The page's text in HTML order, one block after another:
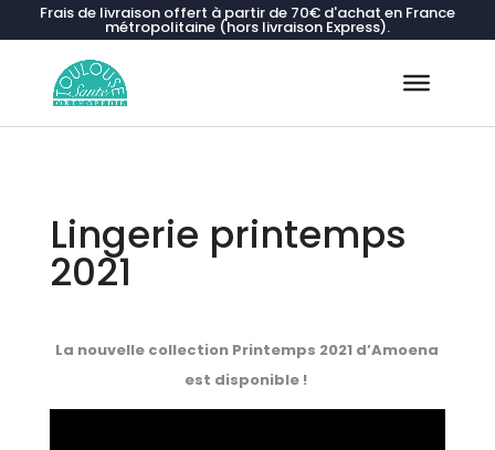
Frais de livraison offert à partir de 70€ d'achat en France
métropolitaine (hors livraison Express).
Lingerie printemps
2021
La nouvelle collection Printemps 2021 d’Amoena
est disponible !